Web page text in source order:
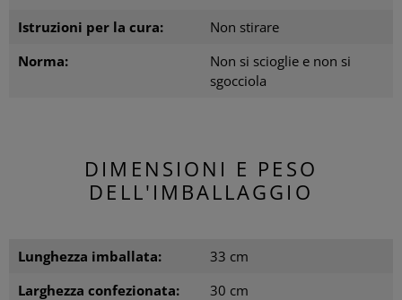
Istruzioni per la cura:
Non stirare
Norma:
Non si scioglie e non si
sgocciola
DIMENSIONI E PESO
DELL'IMBALLAGGIO
Lunghezza imballata:
33 cm
Larghezza confezionata:
30 cm